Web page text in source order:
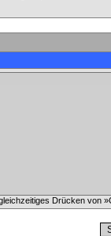
Drücken von